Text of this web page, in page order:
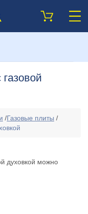
/Газовые плиты /
духовкой можно